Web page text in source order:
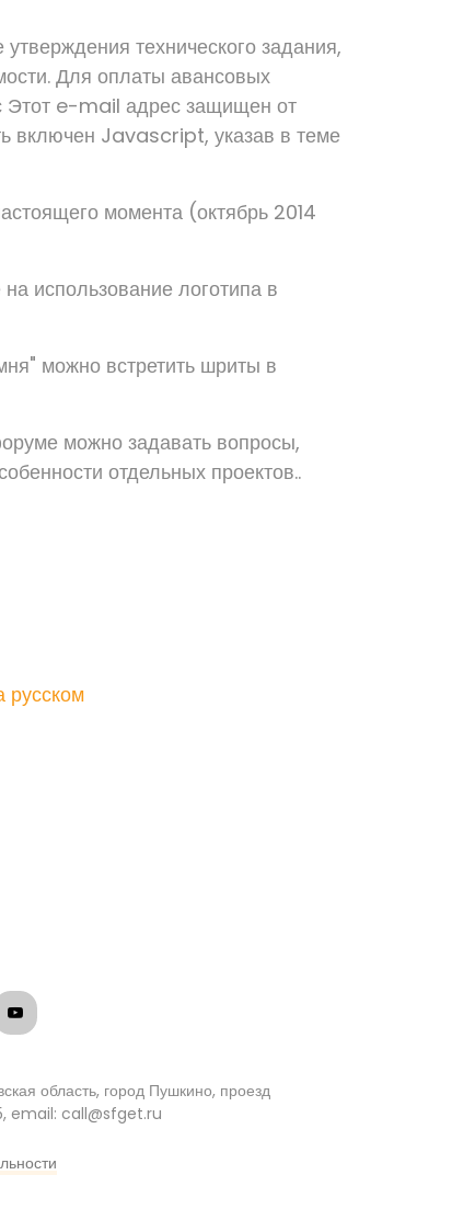
технического задания,
Для оплаты авансовых
Этот e-mail адрес защищен от
включен Javascript, указав в теме
момента (октябрь 2014
использование логотипа в
можно встретить шриты в
можно задавать вопросы,
отдельных проектов..
русском
область, город Пушкино, проезд
email: call@sfget.ru